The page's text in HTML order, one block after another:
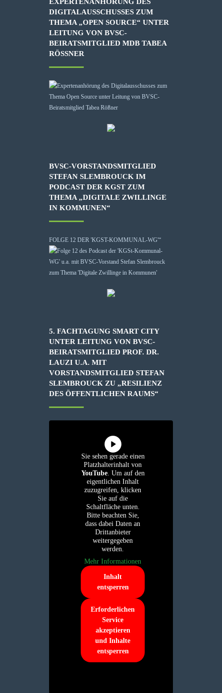
DIGITALAUSSCHUSSES ZUM
THEMA „OPEN SOURCE“ UNTER
LEITUNG VON BVSC-
BEIRATSMITGLIED MDB TABEA
RÖSSNER
BVSC-VORSTANDSMITGLIED
STEFAN SLEMBROUCK IM
PODCAST DER KGST ZUM
THEMA „DIGITALE ZWILLINGE
IN KOMMUNEN“
FOLGE 12 DER 'KGST-KOMMUNAL-WG'“
5. FACHTAGUNG SMART CITY
UNTER LEITUNG VON BVSC-
BEIRATSMITGLIED PROF. DR.
LAUZI U.A. MIT
VORSTANDSMITGLIED STEFAN
SLEMBROUCK ZU „RESILIENZ
DES ÖFFENTLICHEN RAUMS“
Sie sehen gerade einen
Platzhalterinhalt von
YouTube. Um auf den
eigentlichen Inhalt
zuzugreifen, klicken
Sie auf die
Schaltfläche unten.
Bitte beachten Sie,
dass dabei Daten an
Drittanbieter
weitergegeben
werden.
Mehr Informationen
Inhalt
entsperren
Erforderlichen
Service
akzeptieren
und Inhalte
entsperren